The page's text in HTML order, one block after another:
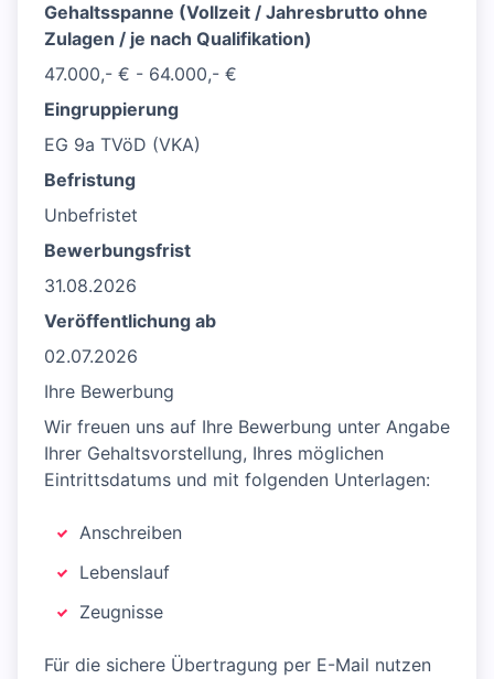
Gehaltsspanne (Vollzeit / Jahresbrutto ohne
Zulagen / je nach Qualifikation)
47.000,- € - 64.000,- €
Eingruppierung
EG 9a TVöD (VKA)
Befristung
Unbefristet
Bewerbungsfrist
31.08.2026
Veröffentlichung ab
02.07.2026
Ihre Bewerbung
Wir freuen uns auf Ihre Bewerbung unter Angabe
Ihrer Gehaltsvorstellung, Ihres möglichen
Eintrittsdatums und mit folgenden Unterlagen:
Anschreiben
Lebenslauf
Zeugnisse
Für die sichere Übertragung per E-Mail nutzen